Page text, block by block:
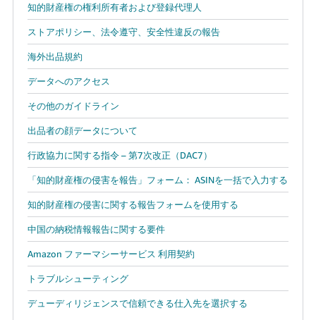
知的財産権の権利所有者および登録代理人
ストアポリシー、法令遵守、安全性違反の報告
海外出品規約
データへのアクセス
その他のガイドライン
出品者の顔データについて
行政協力に関する指令 – 第7次改正（DAC7）
「知的財産権の侵害を報告」フォーム： ASINを一括で入力する
知的財産権の侵害に関する報告フォームを使用する
中国の納税情報報告に関する要件
Amazon ファーマシーサービス 利用契約
トラブルシューティング
デューディリジェンスで信頼できる仕入先を選択する